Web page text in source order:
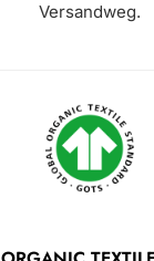
Versandweg.